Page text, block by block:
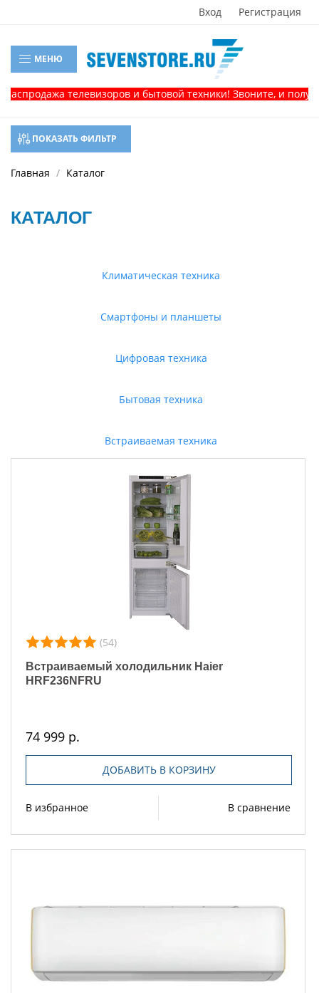
Вход Регистрация
МЕНЮ
телевизоров и бытовой техники! Звоните, и получите
ПОКАЗАТЬ ФИЛЬТР
Главная Каталог
КАТАЛОГ
Климатическая техника
Смартфоны и планшеты
Цифровая техника
Бытовая техника
Встраиваемая техника
(54)
Встраиваемый холодильник Haier
HRF236NFRU
74 999 р.
ДОБАВИТЬ В КОРЗИНУ
В избранное В сравнение